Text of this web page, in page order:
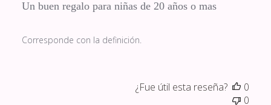
Un buen regalo para niñas de 20 años o mas
Corresponde con la definición.
¿Fue útil esta reseña?
0
0